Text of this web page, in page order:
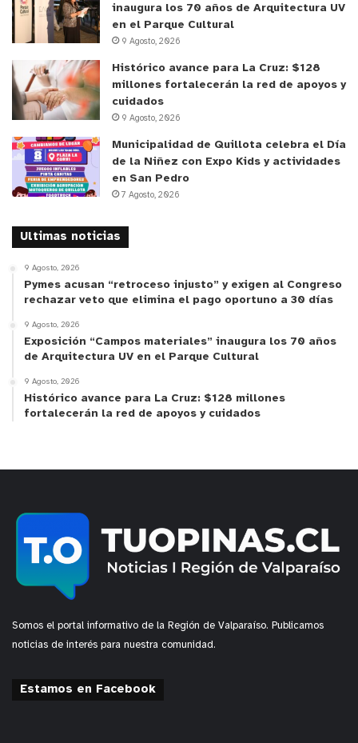
inaugura los 70 años de Arquitectura UV
en el Parque Cultural
9 Agosto, 2026
Histórico avance para La Cruz: $128
millones fortalecerán la red de apoyos y
cuidados
9 Agosto, 2026
Municipalidad de Quillota celebra el Día
de la Niñez con Expo Kids y actividades
en San Pedro
7 Agosto, 2026
Ultimas noticias
9 Agosto, 2026
Pymes acusan “retroceso injusto” y exigen al Congreso
rechazar veto que elimina el pago oportuno a 30 días
9 Agosto, 2026
Exposición “Campos materiales” inaugura los 70 años
de Arquitectura UV en el Parque Cultural
9 Agosto, 2026
Histórico avance para La Cruz: $128 millones
fortalecerán la red de apoyos y cuidados
Somos el portal informativo de la Región de Valparaíso. Publicamos
noticias de interés para nuestra comunidad.
Estamos en Facebook